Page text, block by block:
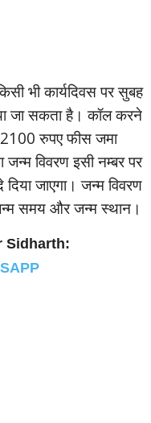
भी कार्यदिवस पर सुबह
जा सकता है। कॉल करने
रुपए फीस जमा
विवरण इसी नम्‍बर पर
जाएगा। जन्‍म विवरण
समय और जन्‍म स्‍थान।
Sidharth: